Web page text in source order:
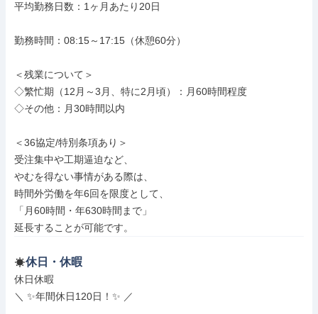
平均勤務日数：1ヶ月あたり20日
勤務時間：08:15～17:15（休憩60分）
＜残業について＞
◇繁忙期（12月～3月、特に2月頃）：月60時間程度
◇その他：月30時間以内
＜36協定/特別条項あり＞
受注集中や工期逼迫など、
やむを得ない事情がある際は、
時間外労働を年6回を限度として、
「月60時間・年630時間まで」
延長することが可能です。
休日・休暇
休日休暇
＼ ✨年間休日120日！✨ ／